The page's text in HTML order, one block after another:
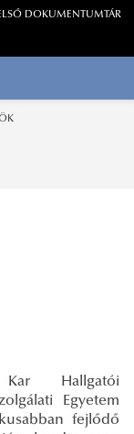
DOKUMENTUMTÁR
Hallgatói
Egyetem
fejlődő